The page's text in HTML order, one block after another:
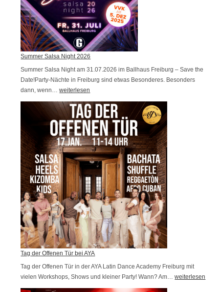
f
Summer Salsa Night 2026
Summer Salsa Night am 31.07.2026 im Ballhaus Freiburg – Save the
Date!Party-Nächte in Freiburg sind etwas Besonderes. Besonders
dann, wenn…S
u
m
m
e
r
S
l
s
a
N
i
g
t
2
weiterlesen
Tag der Offenen Tür bei AYA
Tag der Offenen Tür in der AYA Latin Dance Academy Freiburg mit
vielen Workshops, Shows und kleiner Party! Wann? Am…T
weiterlesen